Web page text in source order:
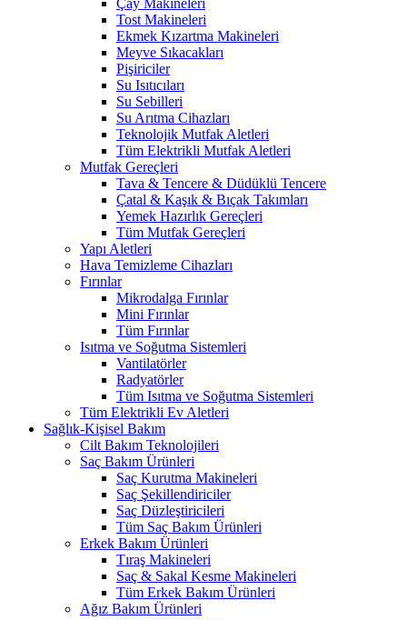
Çay Makineleri
Tost Makineleri
Ekmek Kızartma Makineleri
Meyve Sıkacakları
Pişiriciler
Su Isıtıcıları
Su Sebilleri
Su Arıtma Cihazları
Teknolojik Mutfak Aletleri
Tüm Elektrikli Mutfak Aletleri
Mutfak Gereçleri
Tava & Tencere & Düdüklü Tencere
Çatal & Kaşık & Bıçak Takımları
Yemek Hazırlık Gereçleri
Tüm Mutfak Gereçleri
Yapı Aletleri
Hava Temizleme Cihazları
Fırınlar
Mikrodalga Fırınlar
Mini Fırınlar
Tüm Fırınlar
Isıtma ve Soğutma Sistemleri
Vantilatörler
Radyatörler
Tüm Isıtma ve Soğutma Sistemleri
Tüm Elektrikli Ev Aletleri
Sağlık-Kişisel Bakım
Cilt Bakım Teknolojileri
Saç Bakım Ürünleri
Saç Kurutma Makineleri
Saç Şekillendiriciler
Saç Düzleştiricileri
Tüm Saç Bakım Ürünleri
Erkek Bakım Ürünleri
Tıraş Makineleri
Saç & Sakal Kesme Makineleri
Tüm Erkek Bakım Ürünleri
Ağız Bakım Ürünleri